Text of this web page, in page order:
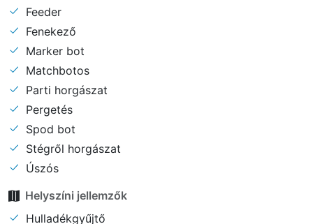
Feeder
Fenekező
Marker bot
Matchbotos
Parti horgászat
Pergetés
Spod bot
Stégről horgászat
Úszós
Helyszíni jellemzők
Hulladékgyűjtő